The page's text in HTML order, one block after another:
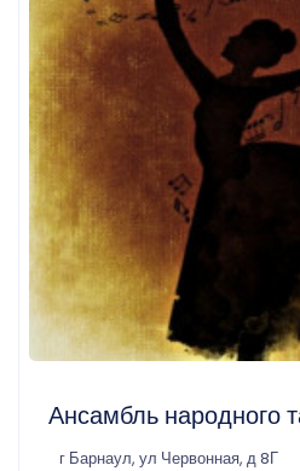
Ансамбль народного
г Барнаул, ул Червонная, д 8Г